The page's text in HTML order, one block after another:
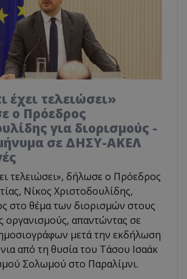
έχει τελειώσει»
ο Πρόεδρος
για διορισμούς -
σε ΔΗΣΥ-ΑΚΕΛ
τελειώσει», δήλωσε ο Πρόεδρος
Νίκος Χριστοδουλίδης,
στο θέμα των διορισμών στους
οργανισμούς, απαντώντας σε
μετά την εκδήλωση
από τη θυσία του Τάσου Ισαάκ
Σολωμού στο Παραλίμνι.